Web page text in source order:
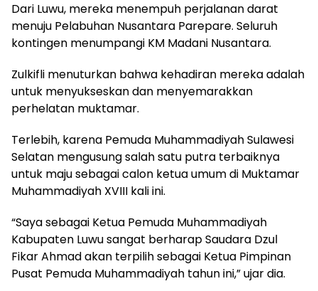
Dari Luwu, mereka menempuh perjalanan darat
menuju Pelabuhan Nusantara Parepare. Seluruh
kontingen menumpangi KM Madani Nusantara.
Zulkifli menuturkan bahwa kehadiran mereka adalah
untuk menyukseskan dan menyemarakkan
perhelatan muktamar.
Terlebih, karena Pemuda Muhammadiyah Sulawesi
Selatan mengusung salah satu putra terbaiknya
untuk maju sebagai calon ketua umum di Muktamar
Muhammadiyah XVIII kali ini.
“Saya sebagai Ketua Pemuda Muhammadiyah
Kabupaten Luwu sangat berharap Saudara Dzul
Fikar Ahmad akan terpilih sebagai Ketua Pimpinan
Pusat Pemuda Muhammadiyah tahun ini,” ujar dia.